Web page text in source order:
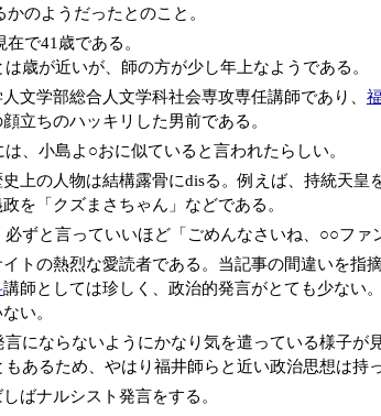
かのようだったとのこと。
在で41歳である。
は歳が近いが、師の方が少し年上なようである。
文学部総合人文学科社会専攻専任講師であり、
立ちのハッキリした男前である。
は、小島よ○おに似ていると言われたらしい。
上の人物は結構露骨にdisる。例えば、持統天
を「クズまさちゃん」などである。
必ずと言っていいほど「ごめんなさいね、○○フ
トの熱烈な愛読者である。当記事の間違いを指
講師としては珍しく、政治的発言がとても少ない
い。
言にならないようにかなり気を遣っている様子
もあるため、やはり福井師らと近い政治思想は持
ばナルシスト発言をする。